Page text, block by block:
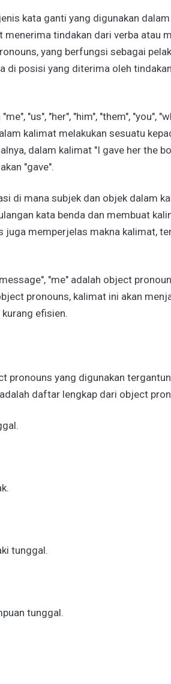
kata ganti yang digunakan
tindakan dari verba atau
yang berfungsi sebagai
di posisi yang diterima oleh tindakan
"us", "her", "him", "them", "you",
kalimat melakukan sesuatu
dalam kalimat "I gave her the
"gave".
di mana subjek dan objek dalam
kata benda dan membuat
juga memperjelas makna kalimat,
"me" adalah object
pronouns, kalimat ini akan
efisien.
pronouns yang digunakan
daftar lengkap dari object
tunggal.
tunggal.